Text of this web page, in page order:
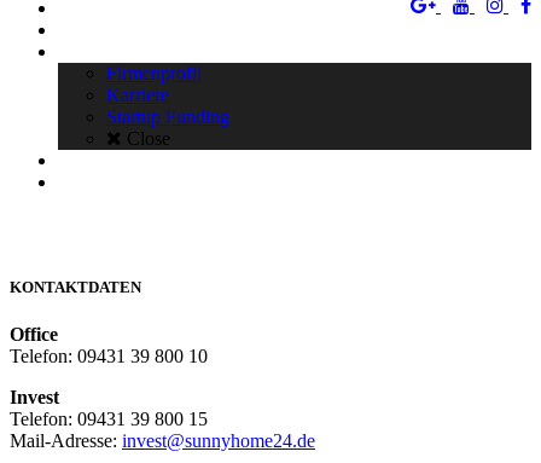
Firmenprofil
Karriere
Startup Funding
Close
KONTAKTDATEN
Office
Telefon: 09431 39 800 10
Invest
Telefon: 09431 39 800 15
Mail-Adresse: invest@sunnyhome24.de